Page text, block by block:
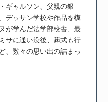
ギャルソン、父親の銀
デッサン学校や作品を模
が学んだ法学部校舎、最
サに通い没後、葬式も行
、数々の思い出の詰まっ